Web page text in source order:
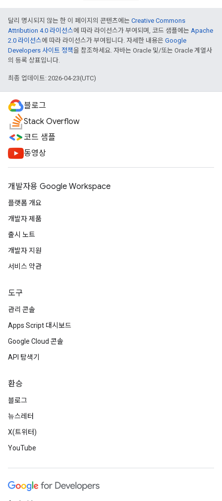
달리 명시되지 않는 한 이 페이지의 콘텐츠에는 Creative Commons
Attribution 4.0 라이선스에 따라 라이선스가 부여되며, 코드 샘플에는 Apache
2.0 라이선스에 따라 라이선스가 부여됩니다. 자세한 내용은 Google
Developers 사이트 정책을 참조하세요. 자바는 Oracle 및/또는 Oracle 계열사
의 등록 상표입니다.
최종 업데이트: 2026-04-23(UTC)
블로그
Stack Overflow
코드 샘플
동영상
개발자용 Google Workspace
플랫폼 개요
개발자 제품
출시 노트
개발자 지원
서비스 약관
도구
관리 콘솔
Apps Script 대시보드
Google Cloud 콘솔
API 탐색기
환승
블로그
뉴스레터
X(트위터)
YouTube